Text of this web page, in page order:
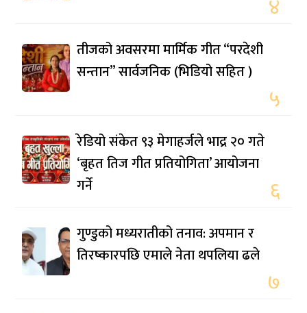
४
तीजको अवसरमा मार्मिक गीत “परदेशी
सन्तान” सार्वजनिक (भिडियो सहित )
५
रेडियो संकेत ९३ मेगाहर्जले भाद्र २० गते
‘बृहत तिज गीत प्रतियोगिता’ आयोजना
गर्ने
६
गुण्डुको मध्यरातीको तनाव: अपमान र
तिरष्कारपछि एमाले नेता थपलिया ढले
७